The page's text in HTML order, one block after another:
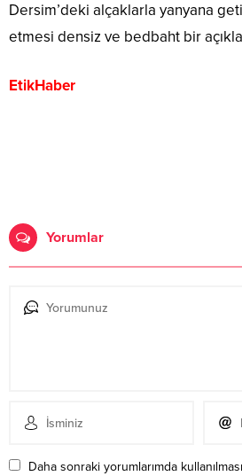
Dersim’deki alçaklarla yanyana
etmesi densiz ve bedbaht bir
EtikHaber
Yorumlar
Daha sonraki yorumlarımda